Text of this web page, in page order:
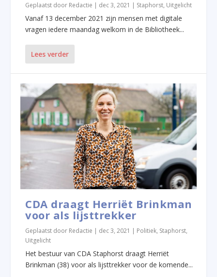
Geplaatst door Redactie | dec 3, 2021 | Staphorst, Uitgelicht
Vanaf 13 december 2021 zijn mensen met digitale
vragen iedere maandag welkom in de Bibliotheek...
Lees verder
CDA draagt Herriët Brinkman
voor als lijsttrekker
Geplaatst door Redactie | dec 3, 2021 | Politiek, Staphorst,
Uitgelicht
Het bestuur van CDA Staphorst draagt Herriët
Brinkman (38) voor als lijsttrekker voor de komende...